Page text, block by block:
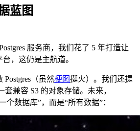
蓝图
服务商，我们花了 5 年打造让
，这仍是主航道。
（虽然梗图挺火）。我们还提
套兼容 S3 的对象存储。未来，
个数据库”，而是“所有数据”：